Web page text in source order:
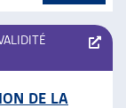
DE LA